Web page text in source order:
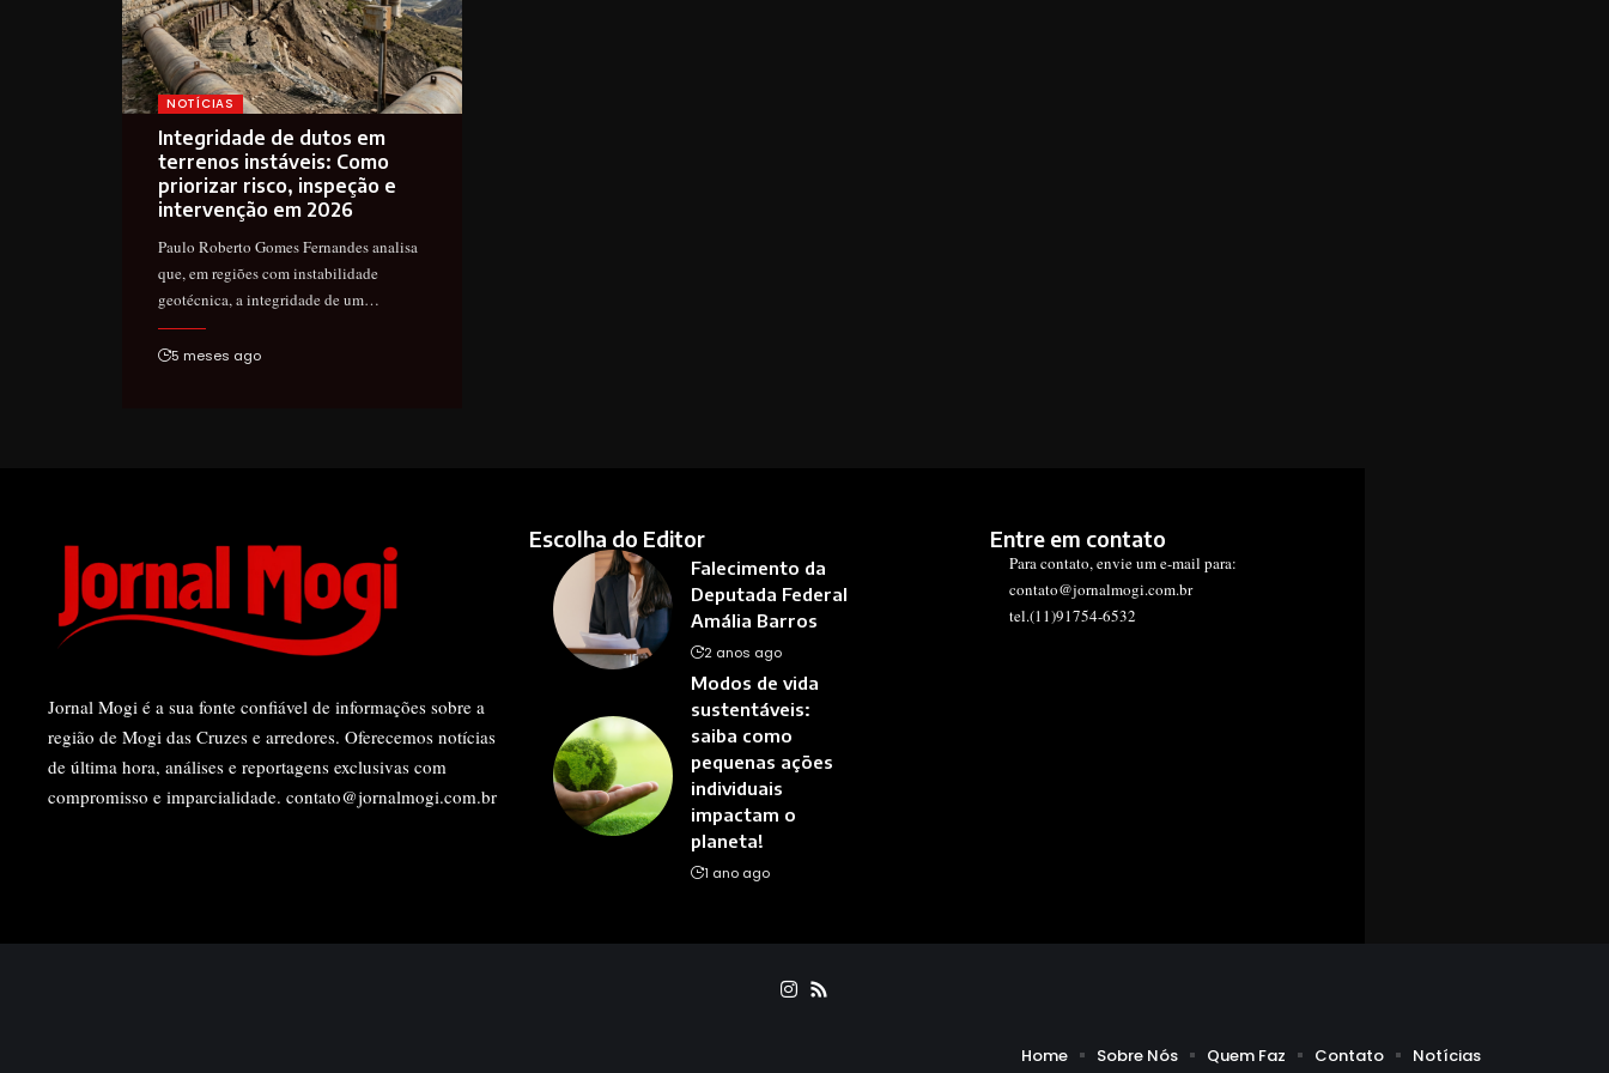
NOTÍCIAS
Integridade de dutos em
terrenos instáveis: Como
priorizar risco, inspeção e
intervenção em 2026
Paulo Roberto Gomes Fernandes analisa
que, em regiões com instabilidade
geotécnica, a integridade de um…
5 meses ago
Jornal Mogi é a sua fonte confiável de informações sobre a
região de Mogi das Cruzes e arredores. Oferecemos notícias
de última hora, análises e reportagens exclusivas com
compromisso e imparcialidade. contato@jornalmogi.com.br
Escolha do Editor
Falecimento da
Deputada Federal
Amália Barros
2 anos ago
Modos de vida
sustentáveis:
saiba como
pequenas ações
individuais
impactam o
planeta!
1 ano ago
Entre em contato
Para contato, envie um e-mail para:
contato@jornalmogi.com.br
tel.(11)91754-6532
Home Sobre Nós Quem Faz Contato Notícias